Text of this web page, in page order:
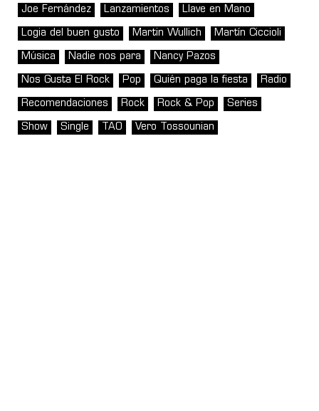
Joe Fernández Lanzamientos Llave en Mano
Logia del buen gusto Martin Wullich Martín Ciccioli
Música Nadie nos para Nancy Pazos
Nos Gusta El Rock Pop Quién paga la fiesta Radio
Recomendaciones Rock Rock & Pop Series
Show Single TAO Vero Tossounian